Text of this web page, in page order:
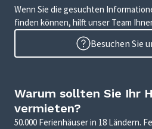
Wenn Sie die gesuchten
finden können, hilft unser Team
Besuchen Sie
Warum sollten Sie Ihr
vermieten?
50.000 Ferienhäuser in 18 Ländern.